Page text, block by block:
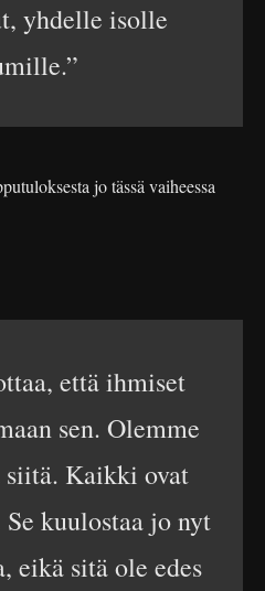
yhdelle isolle
jo tässä vaiheessa
että ihmiset
sen. Olemme
Kaikki ovat
kuulostaa jo nyt
eikä sitä ole edes